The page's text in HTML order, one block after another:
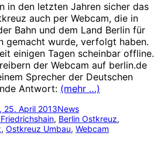
in den letzten Jahren sicher das
auch per Webcam, die in
Bahn und dem Land Berlin für
gemacht wurde, verfolgt haben.
einigen Tagen scheinbar offline.
der Webcam auf berlin.de
Sprecher der Deutschen
Antwort: (mehr …)
25. April 2013News
, Berlin Ostkreuz
, Ostkreuz Umbau, Webcam